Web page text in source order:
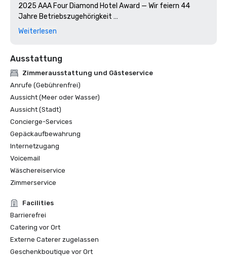
2025 AAA Four Diamond Hotel Award — Wir feiern 44
Jahre Betriebszugehörigkeit
U.S. News & World Report 2025 Die besten Hotels in Texas
Weiterlesen
Ausstattung
Zimmerausstattung und Gästeservice
Anrufe (Gebührenfrei)
Aussicht (Meer oder Wasser)
Aussicht (Stadt)
Concierge-Services
Gepäckaufbewahrung
Internetzugang
Voicemail
Wäschereiservice
Zimmerservice
Facilities
Barrierefrei
Catering vor Ort
Externe Caterer zugelassen
Geschenkboutique vor Ort